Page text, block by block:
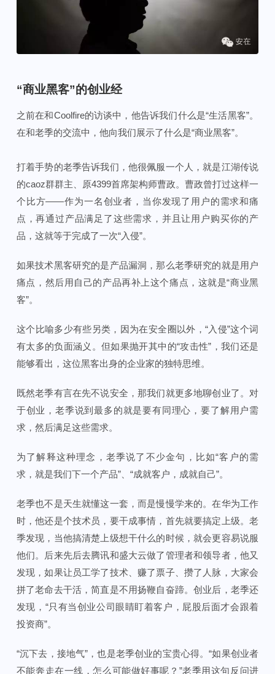
“商业黑客”的创业经
之前在和Coolfire的访谈中，他告诉我们什么是“生活黑客”。
在和老季的交流中，他向我们展示了什么是“商业黑客”。
打着手势的老季告诉我们，他很佩服一个人，就是江湖传说
的caoz群群主、原4399首席架构师曹政。曹政曾打过这样一
个比方——作为一名创业者，当你发现了用户的需求和痛
点，再通过产品满足了这些需求，并且让用户购买你的产
品，这就等于完成了一次“入侵”。
如果技术黑客研究的是产品漏洞，那么老季研究的就是用户
痛点，然后用自己的产品再补上这个痛点，这就是“商业黑
客”。
这个比喻多少有些另类，因为在安全圈以外，“入侵”这个词
有太多的负面涵义。但如果抛开其中的“攻击性”，我们还是
能够看出，这位黑客出身的企业家的独特思维。
既然老季有言在先不说安全，那我们就更多地聊创业了。对
于创业，老季说到最多的就是要有同理心，要了解用户需
求，然后满足这些需求。
为了解释这种理念，老季说了不少金句，比如“客户的需
求，就是我们下一个产品”、“成就客户，成就自己”。
老季也不是天生就懂这一套，而是慢慢学来的。在华为工作
时，他还是个技术员，要干成事情，首先就要搞定上级。老
季发现，当他搞清楚上级想干什么的时候，就会更容易说服
他们。后来先后去腾讯和盛大云做了管理者和领导者，他又
发现，如果让员工学了技术、赚了票子、攒了人脉，大家会
拼了老命去干活，简直是不用扬鞭自奋蹄。创业后，老季还
发现，“只有当创业公司眼睛盯着客户，屁股后面才会跟着
投资商”。
“沉下去，接地气”，也是老季创业的宝贵心得。“如果创业者
不能奔走在一线，怎么可能做好事呢？”老季用这句反问进